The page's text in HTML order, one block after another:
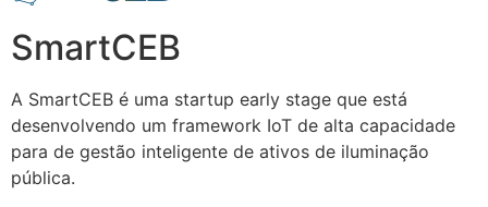
SmartCEB
A SmartCEB é uma startup early stage que está
desenvolvendo um framework IoT de alta capacidade
para de gestão inteligente de ativos de iluminação
pública.